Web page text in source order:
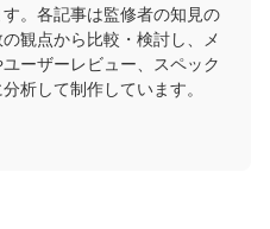
。各記事は監修者の知見の
観点から比較・検討し、メ
ーザーレビュー、スペック
析して制作しています。